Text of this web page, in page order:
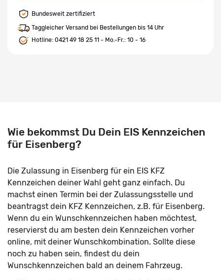
Bundesweit zertifiziert
Taggleicher Versand bei Bestellungen bis 14 Uhr
Hotline: 0421 49 18 25 11 - Mo.-Fr.: 10 - 16
Wie bekommst Du Dein EIS Kennzeichen
für Eisenberg?
Die Zulassung in Eisenberg für ein EIS KFZ
Kennzeichen deiner Wahl geht ganz einfach. Du
machst einen Termin bei der Zulassungsstelle und
beantragst dein KFZ Kennzeichen, z.B. für Eisenberg.
Wenn du ein Wunschkennzeichen haben möchtest,
reservierst du am besten dein Kennzeichen vorher
online, mit deiner Wunschkombination. Sollte diese
noch zu haben sein, findest du dein
Wunschkennzeichen bald an deinem Fahrzeug.